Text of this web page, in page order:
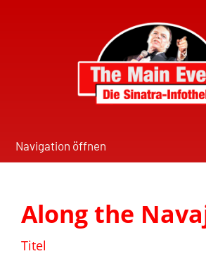
Navigation öffnen
Along the
Titel